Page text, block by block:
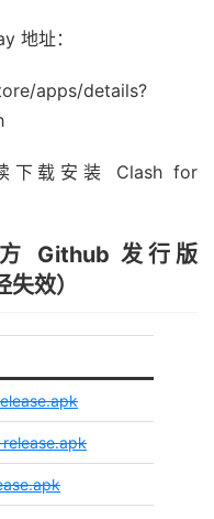
地址：
apps/details?
下载安装 Clash for
Github 发行版
效）